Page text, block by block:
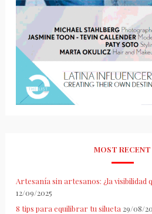
MOST RECENT
Artesanía sin artesanos: ¿la visibilidad
12/09/2025
8 tips para equilibrar tu silueta 29/08/